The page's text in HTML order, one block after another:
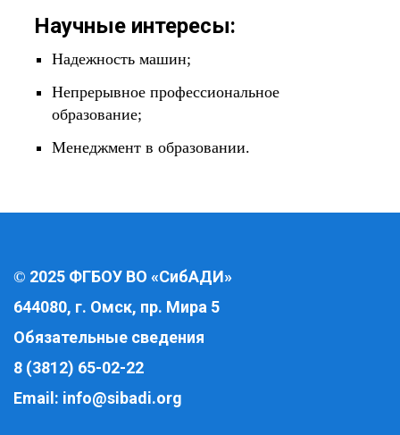
Научные интересы:
Надежность машин;
Непрерывное профессиональное
образование;
Менеджмент в образовании.
© 2025 ФГБОУ ВО «СибАДИ»
644080, г. Омск, пр. Мира 5
Обязательные сведения
8 (3812) 65-02-22
Email: info@sibadi.org